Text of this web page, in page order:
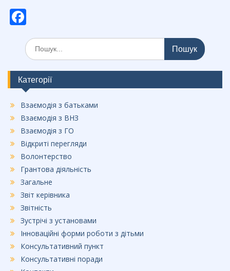
ac
e
b
o
o
k
Шукати:
Категорії
Взаємодія з батьками
Взаємодія з ВНЗ
Взаємодія з ГО
Відкриті перегляди
Волонтерство
Грантова діяльність
Загальне
Звіт керівника
Звітність
Зустрічі з установами
Інноваційні форми роботи з дітьми
Консультативний пункт
Консультативні поради